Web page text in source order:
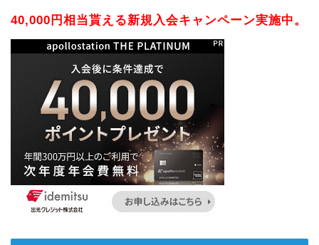
40,000円相当貰える新規入会キャンペーン実施中。